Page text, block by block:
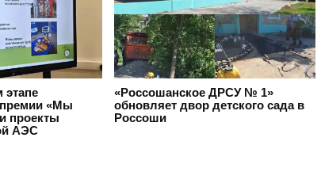
этапе
«Мы
проекты
АЭС
«Россошанское ДРСУ № 1»
обновляет двор детского сада в
Россоши